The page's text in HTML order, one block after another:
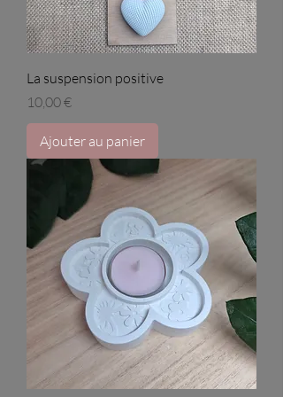
La suspension positive
Prix
10,00 €
Ajouter au panier